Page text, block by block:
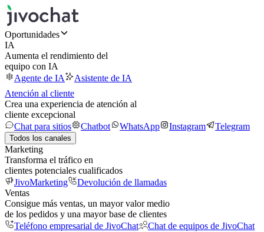
Oportunidades
IA
Aumenta el rendimiento del
equipo con IA
Agente de IA
Asistente de IA
Atención al cliente
Crea una experiencia de atención al
cliente excepcional
Chat para sitios
Chatbot WhatsApp Instagram Telegram
Todos los canales
Marketing
Transforma el tráfico en
clientes potenciales cualificados
JivoMarketing
Devolución de llamadas
Ventas
Consigue más ventas, un mayor valor medio
de los pedidos y una mayor base de clientes
Teléfono empresarial de JivoChat
Chat de equipos de JivoChat